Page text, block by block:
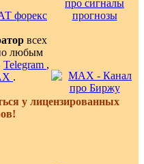
всех
любым
Telegram ,
.
у лицензированных